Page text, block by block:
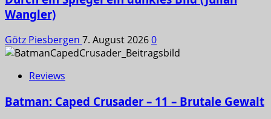
Wangler)
Götz Piesbergen 7. August 20260
Reviews
Batman: Caped Crusader – 11 – Brutale Gewalt